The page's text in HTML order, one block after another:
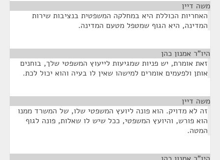
משה דיין
האחריות הכוללת היא במחלקה המשפטית בנציבות שירות
המדינה, היא הגוף שמטפל מטעם המדינה.
היו"ר אמנון כהן
זאת אומרת, יש פניות שמגיעות לייעוץ המשפטי שלך, בוחנים
אותן ולפעמים אומרים למישהו שאין לו בעיה והוא יכול לכת.
משה דיין
זה לא מדויק. הוא פונה ליועץ המשפטי שלו, של המשרד ממנו
הוא פורש, והיועץ המשפטי, ככל שיש לו שאלות, פונה לגוף
המטה.